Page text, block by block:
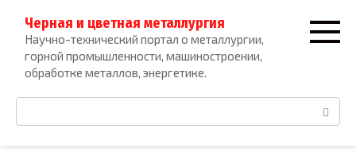
контенту
Черная и цветная металлургия
Научно-технический портал о металлургии,
горной промышленности, машиностроении,
обработке металлов, энергетике.
Поиск: